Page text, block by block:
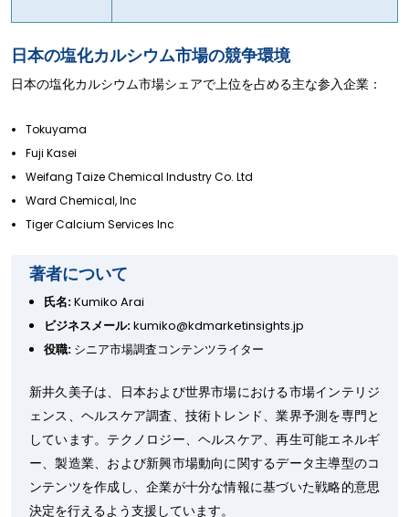
日本の塩化カルシウム市場の競争環境
日本の塩化カルシウム市場シェアで上位を占める主な参入企業：
Tokuyama
Fuji Kasei
Weifang Taize Chemical Industry Co. Ltd
Ward Chemical, Inc
Tiger Calcium Services Inc
著者について
氏名:Kumiko Arai
ビジネスメール:kumiko@kdmarketinsights.jp
役職: シニア市場調査コンテンツライター
新井久美子は、日本および世界市場における市場インテリジ
ェンス、ヘルスケア調査、技術トレンド、業界予測を専門と
しています。テクノロジー、ヘルスケア、再生可能エネルギ
ー、製造業、および新興市場動向に関するデータ主導型のコ
ンテンツを作成し、企業が十分な情報に基づいた戦略的意思
決定を行えるよう支援しています。